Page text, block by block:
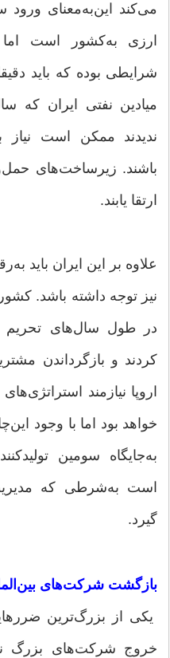
ارزی به‌کشور است اما
شرایطی بوده که باید
میادین نفتی ایران که
ندیدند ممکن است نیاز
باشند. زیرساخت‌های
ارتقا یابند.
علاوه بر این ایران باید
نیز توجه داشته باشد.
در طول سال‌های تحریم
کردند و بازگرداندن
اروپا نیازمند
خواهد بود اما با وجود
به‌جایگاه سومین
است به‌شرطی که
گیرد.
بازگشت شرکت‌های
یکی از بزرگ‌ترین
خروج شرکت‌های بزرگ